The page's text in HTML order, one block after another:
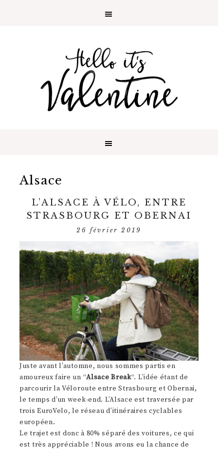
Alsace
L’ALSACE À VÉLO, ENTRE
STRASBOURG ET OBERNAI
26 février 2019
Juste avant l’automne, nous sommes partis en
amoureux faire un “Alsace Break“. L’idée étant de
parcourir la Véloroute entre Strasbourg et Obernai,
le temps d’un week-end. L’Alsace est traversée par
trois EuroVelo, le réseau d’itinéraires cyclables
européen.
Le trajet est donc à 80% séparé des voitures, ce qui
est très appréciable ! Nous avons eu la chance de